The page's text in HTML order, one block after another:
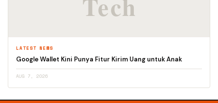
LATEST NEWS
Google Wallet Kini Punya Fitur Kirim Uang untuk Anak
AUG 7, 2026